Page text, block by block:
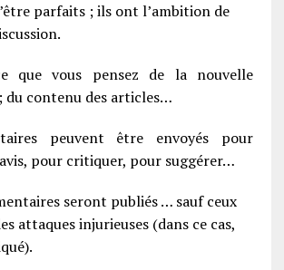
parfaits ; ils ont l’ambition de
que vous pensez de la nouvelle
du contenu des articles…
peuvent être envoyés pour
pour critiquer, pour suggérer…
seront publiés … sauf ceux
attaques injurieuses (dans ce cas,